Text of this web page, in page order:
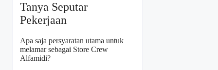
Tanya Seputar
Pekerjaan
Apa saja persyaratan utama untuk
melamar sebagai Store Crew
Alfamidi?